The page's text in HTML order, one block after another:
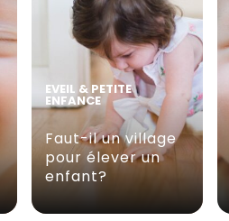
EVEIL & PETITE
ENFANCE
Faut-il un village
pour élever un
enfant?